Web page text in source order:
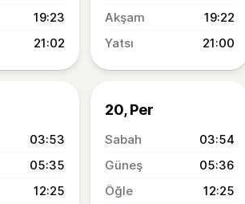
19:23
21:02
19:22
21:00
03:53
05:35
12:25
20, Per
03:54
05:36
12:25